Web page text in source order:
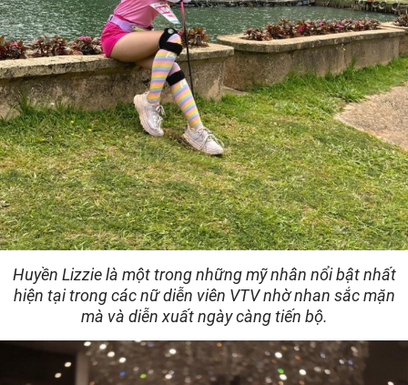
Huyền Lizzie là một trong những mỹ nhân nổi bật nhất
hiện tại trong các nữ diễn viên VTV nhờ nhan sắc mặn
mà và diễn xuất ngày càng tiến bộ.